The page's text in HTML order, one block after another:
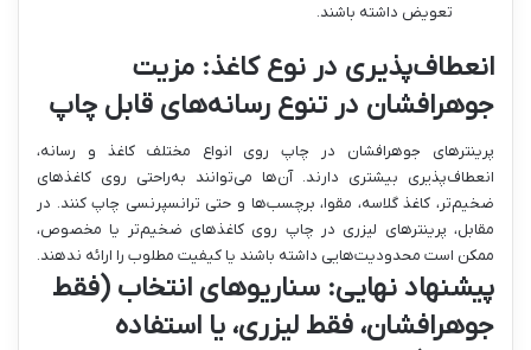
تعویض داشته باشند.
انعطاف‌پذیری در نوع کاغذ: مزیت
جوهرافشان در تنوع رسانه‌های قابل چاپ
پرینترهای جوهرافشان در چاپ روی انواع مختلف کاغذ و رسانه،
انعطاف‌پذیری بیشتری دارند. آن‌ها می‌توانند به‌راحتی روی کاغذهای
ضخیم‌تر، کاغذ گلاسه، مقوا، برچسب‌ها و حتی ترانسپرنسی چاپ کنند. در
مقابل، پرینترهای لیزری در چاپ روی کاغذهای ضخیم‌تر یا مخصوص،
ممکن است محدودیت‌هایی داشته باشند یا کیفیت مطلوب را ارائه ندهند.
پیشنهاد نهایی: سناریوهای انتخاب (فقط
جوهرافشان، فقط لیزری، یا استفاده